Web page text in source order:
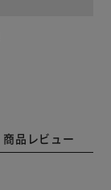
商品レビュー